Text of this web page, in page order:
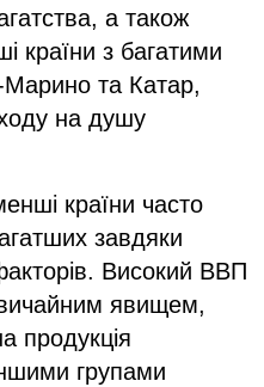
а також
країни з багатими
Марино та Катар,
на душу
країни часто
завдяки
Високий ВВП
явищем,
продукція
групами